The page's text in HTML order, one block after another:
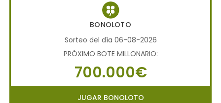
BONOLOTO
Sorteo del día 06-08-2026
PRÓXIMO BOTE MILLONARIO:
700.000€
JUGAR BONOLOTO